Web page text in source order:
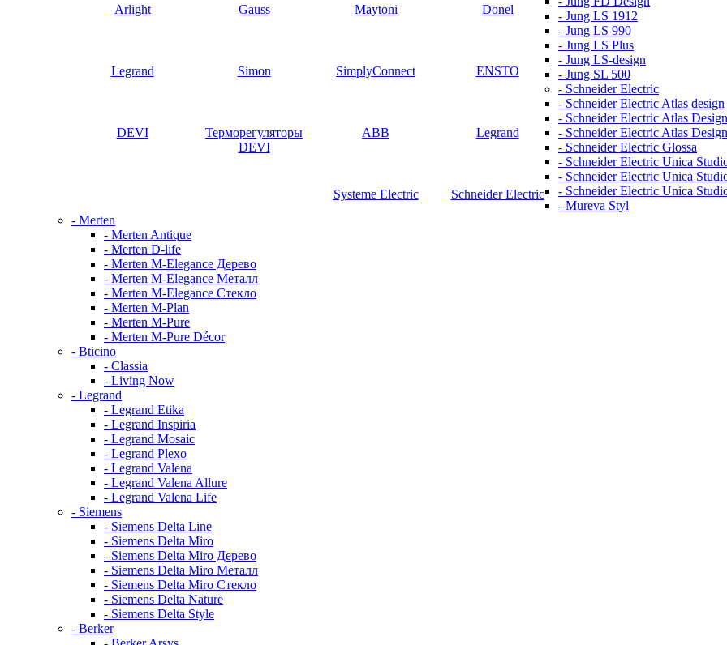
Arlight Gauss Maytoni Donel
Legrand Simon SimplyConnect ENSTO
DEVI
Терморегуляторы
DEVI
ABB Legrand
Systeme Electric Schneider Electric
- Jung LS 1912
- Jung LS 990
- Jung LS Plus
- Jung LS-design
- Jung SL 500
- Schneider Electric
- Schneider Electric Atlas design
- Schneider Electric Atlas
- Schneider Electric Atlas
- Schneider Electric Glossa
- Schneider Electric Unica
- Schneider Electric Unica
- Schneider Electric Unica
- Mureva Styl
- Merten
- Merten Antique
- Merten D-life
- Merten M-Elegance Дерево
- Merten M-Elegance Металл
- Merten M-Elegance Стекло
- Merten M-Plan
- Merten M-Pure
- Merten M-Pure Décor
- Bticino
- Classia
- Living Now
- Legrand
- Legrand Etika
- Legrand Inspiria
- Legrand Mosaic
- Legrand Plexo
- Legrand Valena
- Legrand Valena Allure
- Legrand Valena Life
- Siemens
- Siemens Delta Line
- Siemens Delta Miro
- Siemens Delta Miro Дерево
- Siemens Delta Miro Металл
- Siemens Delta Miro Стекло
- Siemens Delta Nature
- Siemens Delta Style
- Berker